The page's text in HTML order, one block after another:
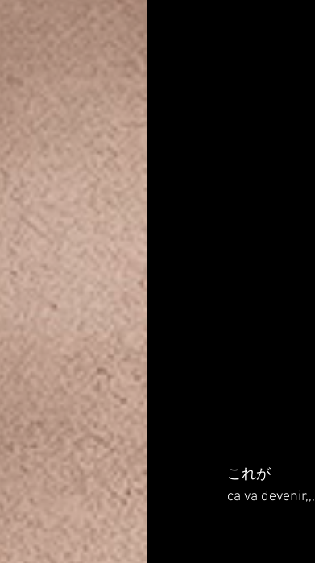
これが
ca va devenir,,,